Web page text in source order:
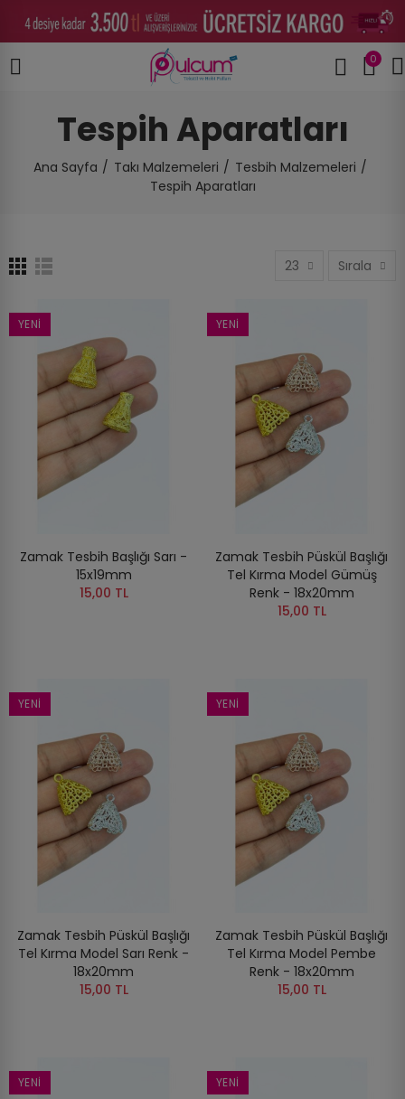
0
Tespih Aparatları
Ana Sayfa Takı Malzemeleri
Tesbih Malzemeleri
Tespih Aparatları
23 Sırala
YENI
Zamak Tesbih Başlığı Sarı -
15x19mm
15,00 TL
YENI
Zamak Tesbih Püskül Başlığı
Tel Kırma Model Gümüş
Renk - 18x20mm
15,00 TL
YENI
Zamak Tesbih Püskül Başlığı
Tel Kırma Model Sarı Renk -
18x20mm
15,00 TL
YENI
Zamak Tesbih Püskül Başlığı
Tel Kırma Model Pembe
Renk - 18x20mm
15,00 TL
YENI YENI